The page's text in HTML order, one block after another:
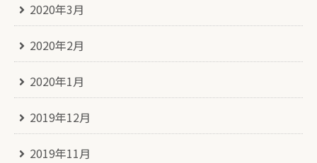
2020年3月
2020年2月
2020年1月
2019年12月
2019年11月